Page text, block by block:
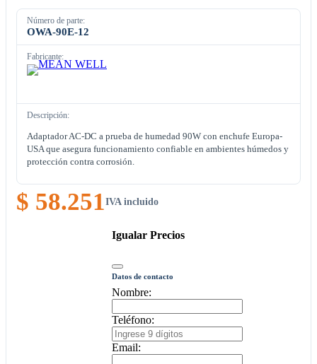
Número de parte:
OWA-90E-12
Fabricante:
Descripción:
Adaptador AC-DC a prueba de humedad 90W con enchufe Europa-
USA que asegura funcionamiento confiable en ambientes húmedos y
protección contra corrosión.
$ 58.251IVA incluido
Igualar Precios
Datos de contacto
Nombre:
Teléfono:
Email: